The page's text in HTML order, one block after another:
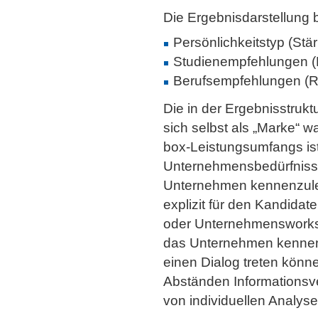
Die Ergebnisdarstellung
Persönlichkeitstyp
Studienempfehlungen
Berufsempfehlungen
Die in der
sich selbst als „Marke“
box-Leistungsumfangs
Unternehmen
explizit für den
oder
das Unternehmen
einen Dialog treten
Abständen
von individuellen